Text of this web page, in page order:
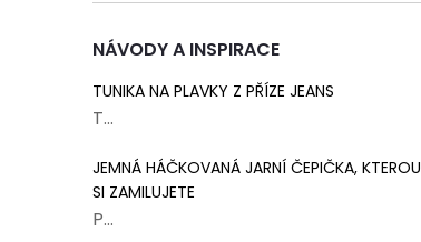
NÁVODY A INSPIRACE
TUNIKA NA PLAVKY Z PŘÍZE JEANS
T...
JEMNÁ HÁČKOVANÁ JARNÍ ČEPIČKA, KTEROU
SI ZAMILUJETE
P...